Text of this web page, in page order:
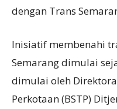
dengan Trans
Inisiatif membenahi
Semarang dimulai
dimulai oleh
Perkotaan (BSTP)